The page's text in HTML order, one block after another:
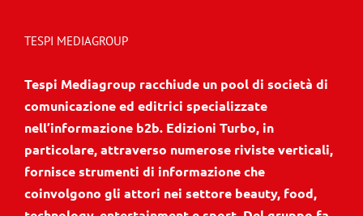
TESPI MEDIAGROUP
Tespi Mediagroup racchiude un pool di società di
comunicazione ed editrici specializzate
nell’informazione b2b. Edizioni Turbo, in
particolare, attraverso numerose riviste verticali,
fornisce strumenti di informazione che
coinvolgono gli attori nei settore beauty, food,